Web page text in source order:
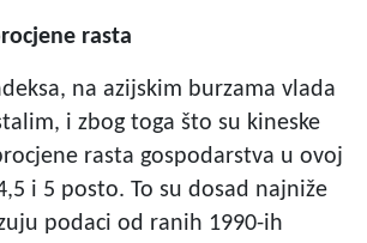
rasta
na azijskim burzama vlada
i zbog toga što su kineske
rasta gospodarstva u ovoj
i 5 posto. To su dosad najniže
podaci od ranih 1990-ih